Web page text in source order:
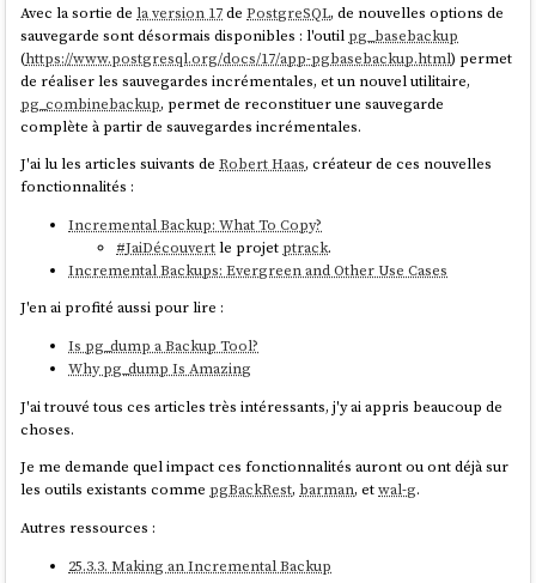
Avec la sortie de la version 17dePostgreSQL, de nouvelles options de
sauvegarde sont désormais disponibles : l'outil pg_basebackup
(https://www.postgresql.org/docs/17/app-pgbasebackup.html) permet
de réaliser les sauvegardes incrémentales, et un nouvel utilitaire,
pg_combinebackup, permet de reconstituer une sauvegarde
complète à partir de sauvegardes incrémentales.
J'ai lu les articles suivants deRobert Haas, créateur de ces nouvelles
fonctionnalités :
Incremental Backup: What To Copy?
#JaiDécouvertle projet ptrack.
Incremental Backups: Evergreen and Other Use Cases
J'en ai profité aussi pour lire :
Is pg_dump a Backup Tool?
Why pg_dump Is Amazing
J'ai trouvé tous ces articles très intéressants, j'y ai appris beaucoup de
choses.
Je me demande quel impact ces fonctionnalités auront ou ont déjà sur
les outils existants comme pgBackRest, barman, etwal-g.
Autres ressources :
25.3.3. Making an Incremental Backup